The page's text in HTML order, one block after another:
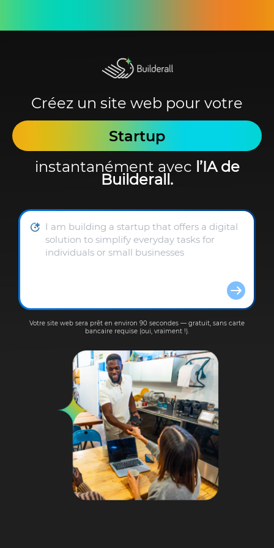
Créez un site web pour votre
Startup
instantanément avec l’IA de
Builderall.
Votre site web sera prêt en environ 90 secondes — gratuit, sans carte
bancaire requise (oui, vraiment !).